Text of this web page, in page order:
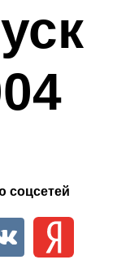
соцсетей